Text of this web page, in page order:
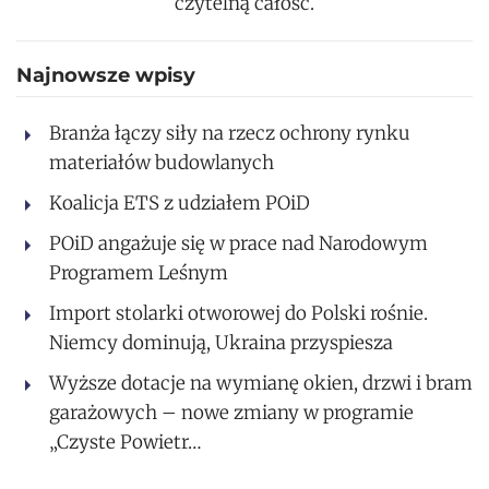
Najnowsze wpisy
Branża łączy siły na rzecz ochrony rynku
materiałów budowlanych
Koalicja ETS z udziałem POiD
POiD angażuje się w prace nad Narodowym
Programem Leśnym
Import stolarki otworowej do Polski rośnie.
Niemcy dominują, Ukraina przyspiesza
Wyższe dotacje na wymianę okien, drzwi i bram
garażowych – nowe zmiany w programie
„Czyste Powietr…